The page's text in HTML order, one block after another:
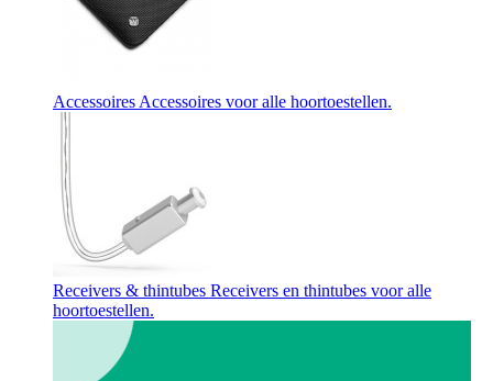
Accessoires Accessoires voor alle hoortoestellen.
Receivers & thintubes Receivers en thintubes voor alle
hoortoestellen.